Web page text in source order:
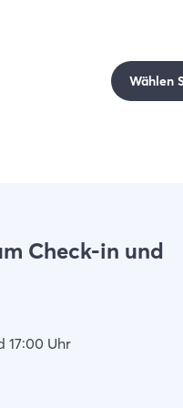
Wählen
Check-in und
17:00 Uhr